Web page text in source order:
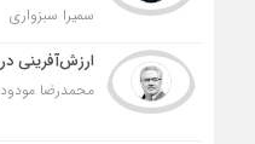
سمیرا سبزواری
ارزش‌آفرینی
محمدرضا